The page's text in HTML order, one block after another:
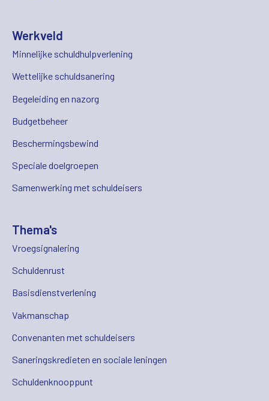
Werkveld
Minnelijke schuldhulpverlening
Wettelijke schuldsanering
Begeleiding en nazorg
Budgetbeheer
Beschermingsbewind
Speciale doelgroepen
Samenwerking met schuldeisers
Thema's
Vroegsignalering
Schuldenrust
Basisdienstverlening
Vakmanschap
Convenanten met schuldeisers
Saneringskredieten en sociale leningen
Schuldenknooppunt